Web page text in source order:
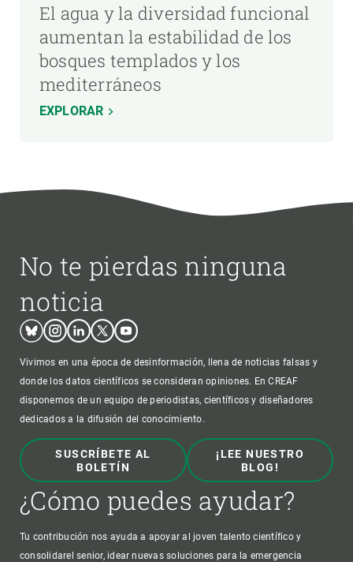
El agua y la diversidad funcional
aumentan la estabilidad de los
bosques templados y los
mediterráneos
EXPLORAR
No te pierdas ninguna
noticia
BlueskyInstagram
LinkedinTwitterYoutube
Vivimos en una época de desinformación, llena de noticias falsas y
donde los datos científicos se consideran opiniones. En CREAF
disponemos de un equipo de periodistas, científicos y diseñadores
dedicados a la difusión del conocimiento.
SUSCRÍBETE AL
BOLETÍN
¡LEE NUESTRO
BLOG!
¿Cómo puedes ayudar?
Tu contribución nos ayuda a apoyar al joven talento científico y
consolidarel senior, idear nuevas soluciones para la emergencia